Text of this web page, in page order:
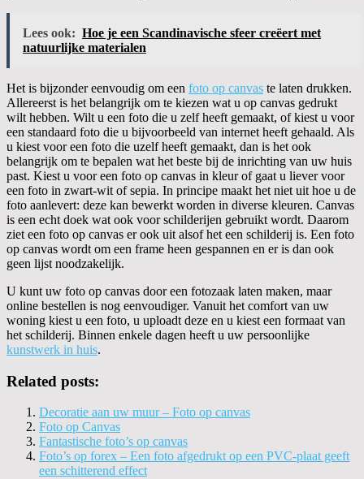
Lees ook: Hoe je een Scandinavische sfeer creëert met
natuurlijke materialen
Het is bijzonder eenvoudig om een foto op canvas te laten drukken.
Allereerst is het belangrijk om te kiezen wat u op canvas gedrukt
wilt hebben. Wilt u een foto die u zelf heeft gemaakt, of kiest u voor
een standaard foto die u bijvoorbeeld van internet heeft gehaald. Als
u kiest voor een foto die uzelf heeft gemaakt, dan is het ook
belangrijk om te bepalen wat het beste bij de inrichting van uw huis
past. Kiest u voor een foto op canvas in kleur of gaat u liever voor
een foto in zwart-wit of sepia. In principe maakt het niet uit hoe u de
foto aanlevert: deze kan bewerkt worden in diverse kleuren. Canvas
is een echt doek wat ook voor schilderijen gebruikt wordt. Daarom
ziet een foto op canvas er ook uit alsof het een schilderij is. Een foto
op canvas wordt om een frame heen gespannen en er is dan ook
geen lijst noodzakelijk.
U kunt uw foto op canvas door een fotozaak laten maken, maar
online bestellen is nog eenvoudiger. Vanuit het comfort van uw
woning kiest u een foto, u uploadt deze en u kiest een formaat van
het schilderij. Binnen enkele dagen heeft u uw persoonlijke
kunstwerk in huis.
Related posts:
Decoratie aan uw muur – Foto op canvas
Foto op Canvas
Fantastische foto’s op canvas
Foto’s op forex – Een foto afgedrukt op een PVC-plaat geeft
een schitterend effect